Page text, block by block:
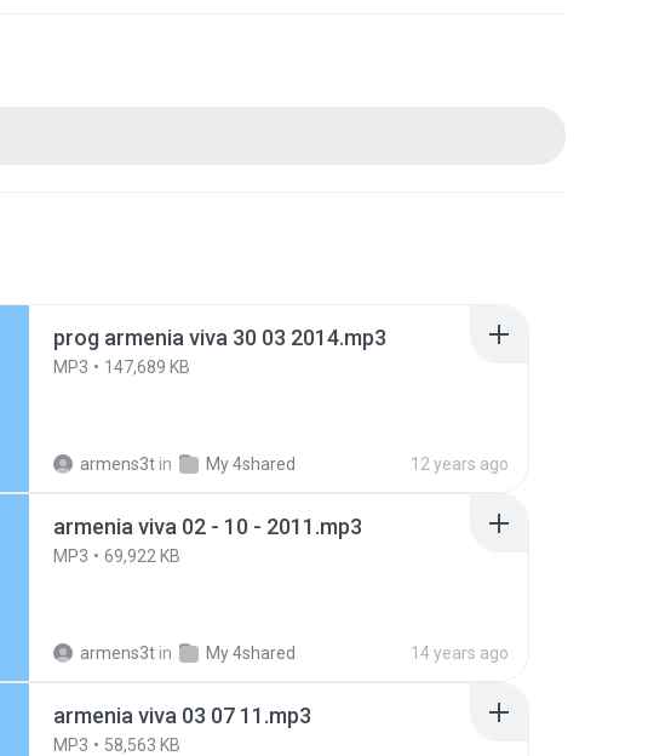
prog armenia viva 30 03 2014.mp3
MP3 147,689 KB
armens3t in My 4shared 12 years ago
armenia viva 02 - 10 - 2011.mp3
MP3 69,922 KB
armens3t in My 4shared 14 years ago
armenia viva 03 07 11.mp3
MP3 58,563 KB